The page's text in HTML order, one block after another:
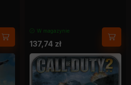
W magazynie
137,74 zł